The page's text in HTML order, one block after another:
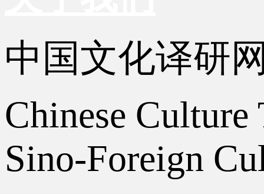
中国文化译研
Chinese
Sino-Foreign